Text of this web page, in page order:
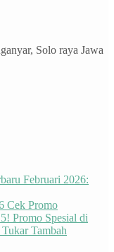
Solo raya Jawa
Februari 2026:
Cek Promo
Promo Spesial di
Tambah